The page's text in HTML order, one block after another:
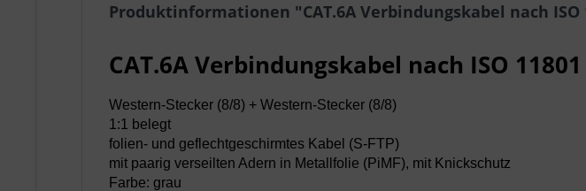
Produktinformationen "CAT.6A Verbindungskabel nach ISO
CAT.6A Verbindungskabel nach ISO
Western-Stecker (8/8) + Western-Stecker (8/8)
1:1 belegt
folien- und geflechtgeschirmtes Kabel (S-FTP)
mit paarig verseilten Adern in Metallfolie (PiMF), mit Knickschutz
Farbe: grau